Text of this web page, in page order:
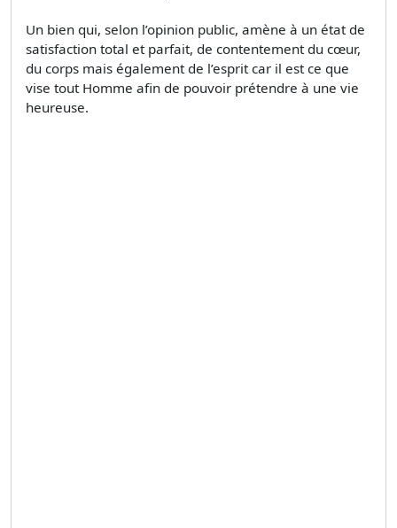
Un bien qui, selon l’opinion public, amène à un état de
satisfaction total et parfait, de contentement du cœur,
du corps mais également de l’esprit car il est ce que
vise tout Homme afin de pouvoir prétendre à une vie
heureuse.